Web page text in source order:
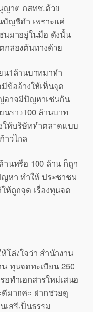
ญาต กสทช.ด้วย
บัญชีดำ เพราะแค่
นมาอยู่ในมือ ดังนั้น
กล่องต้นทางด้วย
น1ล้านบาทมาทำ
ข้ออ้างให้เห็นจุด
อาจมีปัญหาเช่นกัน
ราว100 ล้านบาท
ให้บริษัททำตลาดแบบ
าวไกล
านหรือ 100 ล้าน ก็ถูก
ญหา ทำให้ ประชาชน
ห้ถูกจุด เรื่องทุนจด
โล่งใจว่า สำนักงาน
น ทุนจดทะเบียน 250
ทำเอกสารใหม่เสนอ
มากค่ะ ฝากช่วยดู
เสรีเป็นธรรม